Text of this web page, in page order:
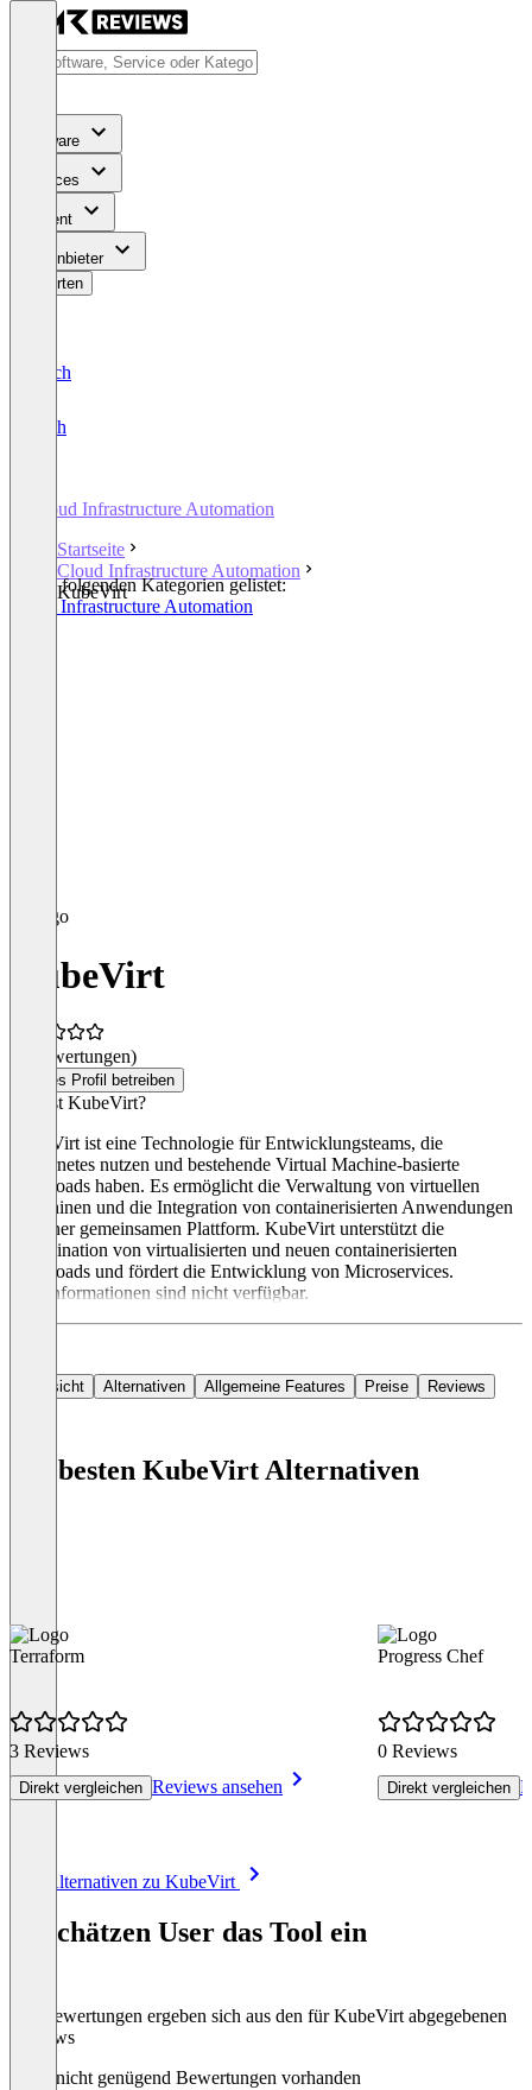
Software
Services
Content
Für Anbieter
Bewerten
Deutsch
English
Cloud Infrastructure Automation
Startseite
Cloud Infrastructure Automation
KubeVirt
In den folgenden Kategorien gelistet:
Cloud Infrastructure Automation
KubeVirt
(0 Bewertungen)
Dieses Profil betreiben
Was ist KubeVirt?
KubeVirt ist eine Technologie für Entwicklungsteams, die
Kubernetes nutzen und bestehende Virtual Machine-basierte
Workloads haben. Es ermöglicht die Verwaltung von virtuellen
Maschinen und die Integration von containerisierten Anwendungen
auf einer gemeinsamen Plattform. KubeVirt unterstützt die
Kombination von virtualisierten und neuen containerisierten
Workloads und fördert die Entwicklung von Microservices.
Preisinformationen sind nicht verfügbar.
Übersicht Alternativen Allgemeine Features Preise Reviews
Die besten KubeVirt Alternativen
Terraform
3 Reviews
Direkt vergleichen Reviews ansehen
Progress Chef
0 Reviews
Direkt vergleichen
Alle Alternativen zu KubeVirt
So schätzen User das Tool ein
Die Bewertungen ergeben sich aus den für KubeVirt abgegebenen
Reviews
Noch nicht genügend Bewertungen vorhanden